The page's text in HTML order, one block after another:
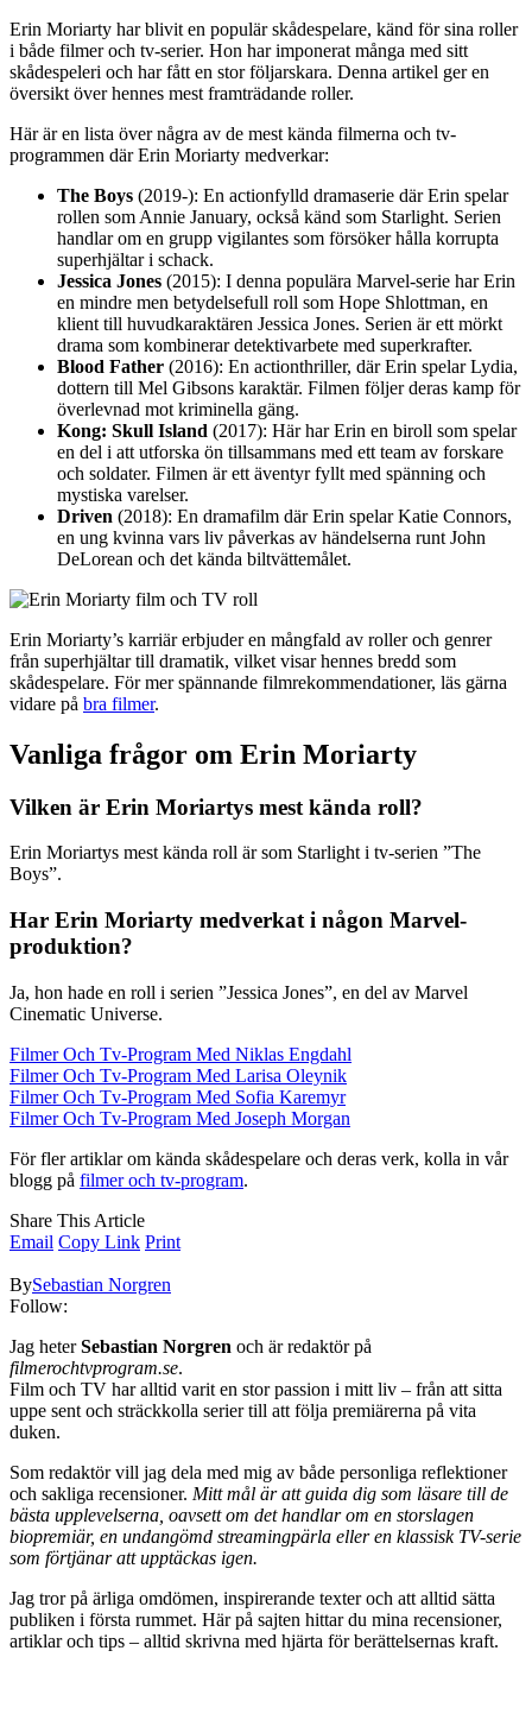
Erin Moriarty har blivit en populär skådespelare, känd för sina roller
i både filmer och tv-serier. Hon har imponerat många med sitt
skådespeleri och har fått en stor följarskara. Denna artikel ger en
översikt över hennes mest framträdande roller.
Här är en lista över några av de mest kända filmerna och tv-
programmen där Erin Moriarty medverkar:
The Boys (2019-): En actionfylld dramaserie där Erin spelar
rollen som Annie January, också känd som Starlight. Serien
handlar om en grupp vigilantes som försöker hålla korrupta
superhjältar i schack.
Jessica Jones (2015): I denna populära Marvel-serie har Erin
en mindre men betydelsefull roll som Hope Shlottman, en
klient till huvudkaraktären Jessica Jones. Serien är ett mörkt
drama som kombinerar detektivarbete med superkrafter.
Blood Father (2016): En actionthriller, där Erin spelar Lydia,
dottern till Mel Gibsons karaktär. Filmen följer deras kamp för
överlevnad mot kriminella gäng.
Kong: Skull Island (2017): Här har Erin en biroll som spelar
en del i att utforska ön tillsammans med ett team av forskare
och soldater. Filmen är ett äventyr fyllt med spänning och
mystiska varelser.
Driven (2018): En dramafilm där Erin spelar Katie Connors,
en ung kvinna vars liv påverkas av händelserna runt John
DeLorean och det kända biltvättemålet.
Erin Moriarty’s karriär erbjuder en mångfald av roller och genrer
från superhjältar till dramatik, vilket visar hennes bredd som
skådespelare. För mer spännande filmrekommendationer, läs gärna
vidare på bra filmer.
Vanliga frågor om Erin Moriarty
Vilken är Erin Moriartys mest kända roll?
Erin Moriartys mest kända roll är som Starlight i tv-serien ”The
Boys”.
Har Erin Moriarty medverkat i någon Marvel-
produktion?
Ja, hon hade en roll i serien ”Jessica Jones”, en del av Marvel
Cinematic Universe.
Filmer Och Tv-Program Med Niklas Engdahl
Filmer Och Tv-Program Med Larisa Oleynik
Filmer Och Tv-Program Med Sofia Karemyr
Filmer Och Tv-Program Med Joseph Morgan
För fler artiklar om kända skådespelare och deras verk, kolla in vår
blogg på filmer och tv-program.
Share This Article
Email Copy Link Print
BySebastian Norgren
Follow:
Jag heterSebastian Norgren och är redaktör på
filmerochtvprogram.se.
Film och TV har alltid varit en stor passion i mitt liv – från att sitta
uppe sent och sträckkolla serier till att följa premiärerna på vita
duken.
Som redaktör vill jag dela med mig av både personliga reflektioner
och sakliga recensioner. Mitt mål är att guida dig som läsare till de
bästa upplevelserna, oavsett om det handlar om en storslagen
biopremiär, en undangömd streamingpärla eller en klassisk TV-serie
som förtjänar att upptäckas igen.
Jag tror på ärliga omdömen, inspirerande texter och att alltid sätta
publiken i första rummet. Här på sajten hittar du mina recensioner,
artiklar och tips – alltid skrivna med hjärta för berättelsernas kraft.